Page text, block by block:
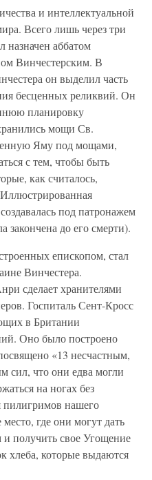
и интеллектуальной
Всего лишь через три
назначен аббатом
Винчестерским. В
он выделил часть
бесценных реликвий. Он
планировку
мощи Св.
Яму под мощами,
с тем, чтобы быть
как считалось,
под патронажем
закончена до его смерти).
епископом, стал
Винчестера.
сделает хранителями
Госпиталь Сент-Кросс
в Британии
Оно было построено
«13 несчастным,
сил, что они едва могли
на ногах без
нашего
где они могут дать
получить свое Угощение
хлеба, которые выдаются